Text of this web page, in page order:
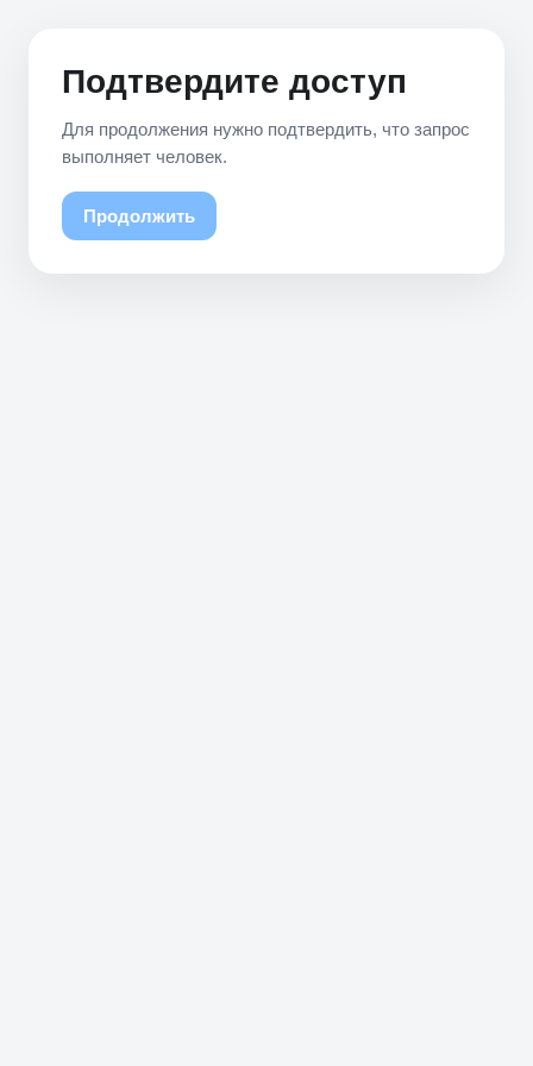
Подтвердите доступ
Для продолжения нужно подтвердить, что запрос
выполняет человек.
Продолжить